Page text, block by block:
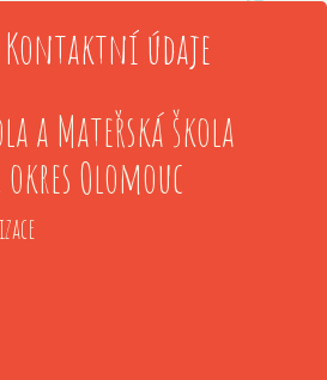
Kontaktní údaje
a Mateřská škola
Olomouc